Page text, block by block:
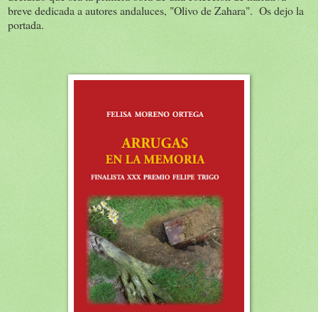
breve dedicada a autores andaluces, "Olivo de Zahara". Os dejo la
portada.